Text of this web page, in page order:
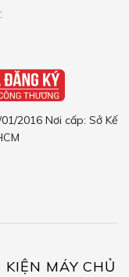
2016 Nơi cấp: Sở Kế
KIỆN MÁY CHỦ